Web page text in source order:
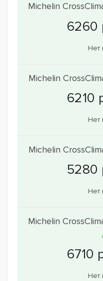
Michelin
Нет
Michelin
Нет
Michelin
Нет
Michelin
Нет